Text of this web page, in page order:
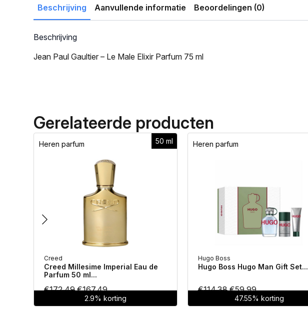
Beschrijving Aanvullende informatie Beoordelingen (0)
Beschrijving
Jean Paul Gaultier – Le Male Elixir Parfum 75 ml
Gerelateerde producten
50 ml
Heren parfum
Creed
Creed Millesime Imperial Eau de
Parfum 50 ml...
€172.49Oorspronkelijke
prijs
€167.49Huidige
prijs
2.9% korting
Heren parfum
Hugo Boss
Hugo Boss Hugo Man Gift Set...
€114.38Oorspronkelijke
prijs
€59.99Huidige
prijs
47.55% korting